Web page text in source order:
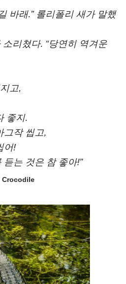
바래.” 롤리폴리 새가 말했
소리쳤다. “당연히 역겨운
고,
좋지.
그작 씹고,
어!
는 것은 참 좋아!”
Crocodile